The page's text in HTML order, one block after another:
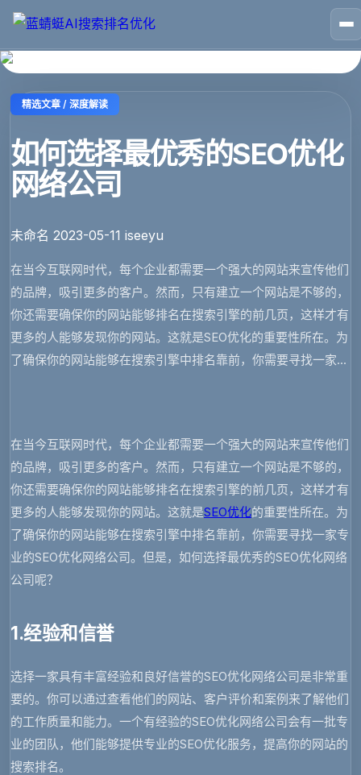
精选文章 / 深度解读
如何选择最优秀的SEO优化
网络公司
未命名 2023-05-11 iseeyu
在当今互联网时代，每个企业都需要一个强大的网站来宣传他们
的品牌，吸引更多的客户。然而，只有建立一个网站是不够的，
你还需要确保你的网站能够排名在搜索引擎的前几页，这样才有
更多的人能够发现你的网站。这就是SEO优化的重要性所在。为
了确保你的网站能够在搜索引擎中排名靠前，你需要寻找一家...
在当今互联网时代，每个企业都需要一个强大的网站来宣传他们
的品牌，吸引更多的客户。然而，只有建立一个网站是不够的，
你还需要确保你的网站能够排名在搜索引擎的前几页，这样才有
更多的人能够发现你的网站。这就是SEO优化的重要性所在。为
了确保你的网站能够在搜索引擎中排名靠前，你需要寻找一家专
业的SEO优化网络公司。但是，如何选择最优秀的SEO优化网络
公司呢？
1.经验和信誉
选择一家具有丰富经验和良好信誉的SEO优化网络公司是非常重
要的。你可以通过查看他们的网站、客户评价和案例来了解他们
的工作质量和能力。一个有经验的SEO优化网络公司会有一批专
业的团队，他们能够提供专业的SEO优化服务，提高你的网站的
搜索排名。